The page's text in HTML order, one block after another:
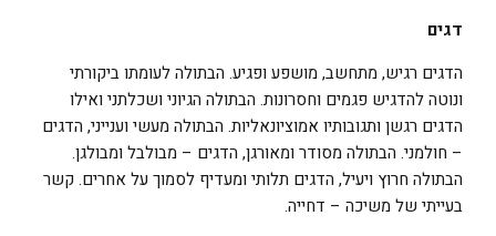
דגים
הדגים רגיש, מתחשב, מושפע ופגיע. הבתולה לעומתו ביקורתי
ונוטה להדגיש פגמים וחסרונות. הבתולה הגיוני ושכלתני ואילו
הדגים רגשן ותגובותיו אמוציונאליות. הבתולה מעשי וענייני, הדגים
– חולמני. הבתולה מסודר ומאורגן, הדגים – מבולבל ומבולגן.
הבתולה חרוץ ויעיל, הדגים תלותי ומעדיף לסמוך על אחרים. קשר
בעייתי של משיכה – דחייה.